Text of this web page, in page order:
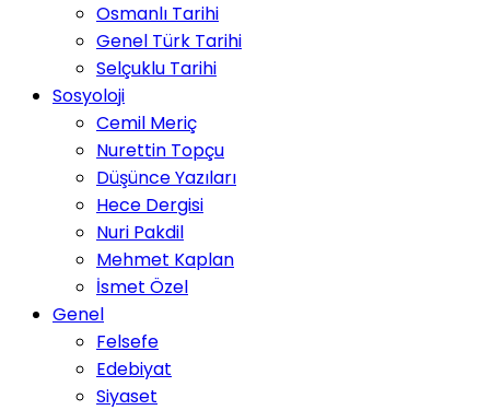
Osmanlı Tarihi
Genel Türk Tarihi
Selçuklu Tarihi
Sosyoloji
Cemil Meriç
Nurettin Topçu
Düşünce Yazıları
Hece Dergisi
Nuri Pakdil
Mehmet Kaplan
İsmet Özel
Genel
Felsefe
Edebiyat
Siyaset